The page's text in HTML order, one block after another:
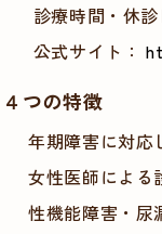
診療時間・休
公式サイト：
４つの特徴
年期障害に対応
女性医師による
性機能障害・尿